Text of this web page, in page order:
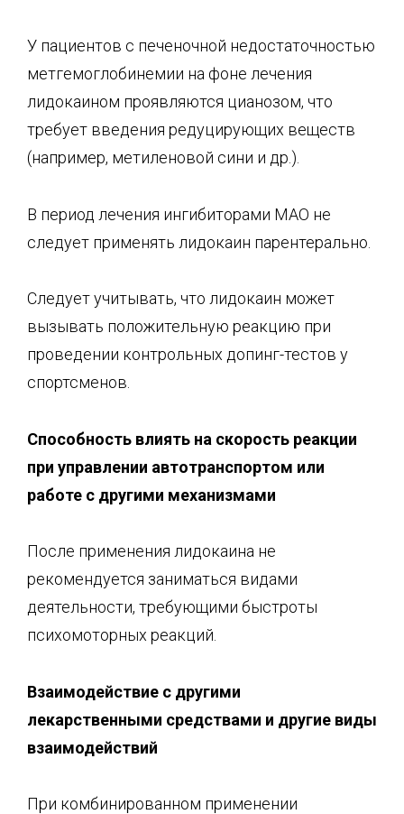
У пациентов с печеночной недостаточностью
метгемоглобинемии на фоне лечения
лидокаином проявляются цианозом, что
требует введения редуцирующих веществ
(например, метиленовой сини и др.).
В период лечения ингибиторами МАО не
следует применять лидокаин парентерально.
Следует учитывать, что лидокаин может
вызывать положительную реакцию при
проведении контрольных допинг-тестов у
спортсменов.
Способность влиять на скорость реакции
при управлении автотранспортом или
работе с другими механизмами
После применения лидокаина не
рекомендуется заниматься видами
деятельности, требующими быстроты
психомоторных реакций.
Взаимодействие с другими
лекарственными средствами и другие виды
взаимодействий
При комбинированном применении